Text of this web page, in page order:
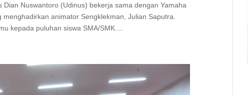
Nuswantoro (Udinus) bekerja sama dengan Yamaha
animator Sengklekman, Julian Saputra.
kepada puluhan siswa SMA/SMK....